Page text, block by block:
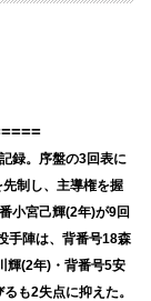
録。序盤の3回表に
制し、主導権を握
小宮己輝(2年)が9回
手陣は、背番号18森
輝(2年)・背番号5安
も2失点に抑えた。